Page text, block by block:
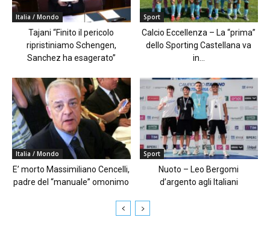
Italia / Mondo
Tajani “Finito il pericolo
ripristiniamo Schengen,
Sanchez ha esagerato”
Sport
Calcio Eccellenza – La “prima”
dello Sporting Castellana va
in...
Italia / Mondo
E’ morto Massimiliano Cencelli,
padre del “manuale” omonimo
Sport
Nuoto – Leo Bergomi
d’argento agli Italiani